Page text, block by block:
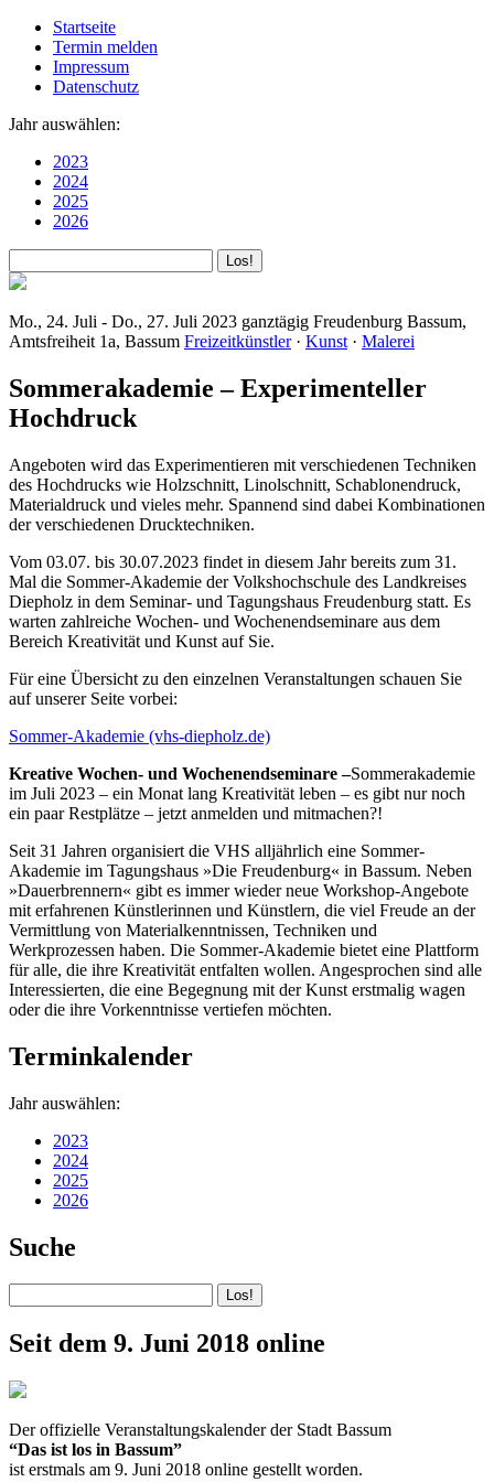
Startseite
Termin melden
Impressum
Datenschutz
Jahr auswählen:
2023
2024
2025
2026
Mo., 24. Juli - Do., 27. Juli 2023 ganztägig Freudenburg Bassum,
Amtsfreiheit 1a, Bassum Freizeitkünstler· Kunst · Malerei
Sommerakademie – Experimenteller
Hochdruck
Angeboten wird das Experimentieren mit verschiedenen Techniken
des Hochdrucks wie Holzschnitt, Linolschnitt, Schablonendruck,
Materialdruck und vieles mehr. Spannend sind dabei Kombinationen
der verschiedenen Drucktechniken.
Vom 03.07. bis 30.07.2023 findet in diesem Jahr bereits zum 31.
Mal die Sommer-Akademie der Volkshochschule des Landkreises
Diepholz in dem Seminar- und Tagungshaus Freudenburg statt. Es
warten zahlreiche Wochen- und Wochenendseminare aus dem
Bereich Kreativität und Kunst auf Sie.
Für eine Übersicht zu den einzelnen Veranstaltungen schauen Sie
auf unserer Seite vorbei:
Sommer-Akademie (vhs-diepholz.de)
Kreative Wochen- und Wochenendseminare –Sommerakademie
im Juli 2023 – ein Monat lang Kreativität leben – es gibt nur noch
ein paar Restplätze – jetzt anmelden und mitmachen?!
Seit 31 Jahren organisiert die VHS alljährlich eine Sommer-
Akademie im Tagungshaus »Die Freudenburg« in Bassum. Neben
»Dauerbrennern« gibt es immer wieder neue Workshop-Angebote
mit erfahrenen Künstlerinnen und Künstlern, die viel Freude an der
Vermittlung von Materialkenntnissen, Techniken und
Werkprozessen haben. Die Sommer-Akademie bietet eine Plattform
für alle, die ihre Kreativität entfalten wollen. Angesprochen sind alle
Interessierten, die eine Begegnung mit der Kunst erstmalig wagen
oder die ihre Vorkenntnisse vertiefen möchten.
Terminkalender
Jahr auswählen:
2023
2024
2025
2026
Suche
Seit dem 9. Juni 2018 online
Der offizielle Veranstaltungskalender der Stadt Bassum
“Das ist los in Bassum”
ist erstmals am 9. Juni 2018 online gestellt worden.